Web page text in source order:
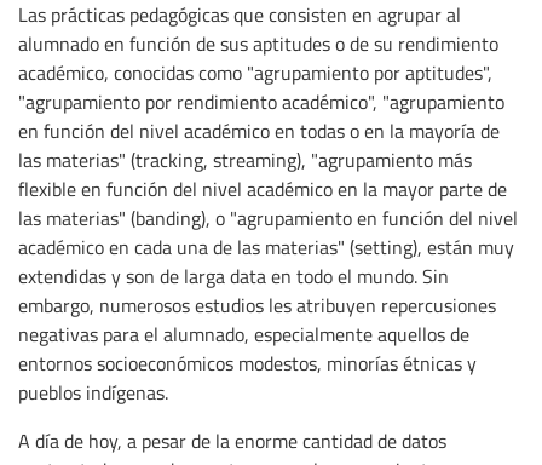
Las prácticas pedagógicas que consisten en agrupar al
alumnado en función de sus aptitudes o de su rendimiento
académico, conocidas como "agrupamiento por aptitudes",
"agrupamiento por rendimiento académico", "agrupamiento
en función del nivel académico en todas o en la mayoría de
las materias" (tracking, streaming), "agrupamiento más
flexible en función del nivel académico en la mayor parte de
las materias" (banding), o "agrupamiento en función del nivel
académico en cada una de las materias" (setting), están muy
extendidas y son de larga data en todo el mundo. Sin
embargo, numerosos estudios les atribuyen repercusiones
negativas para el alumnado, especialmente aquellos de
entornos socioeconómicos modestos, minorías étnicas y
pueblos indígenas.
A día de hoy, a pesar de la enorme cantidad de datos